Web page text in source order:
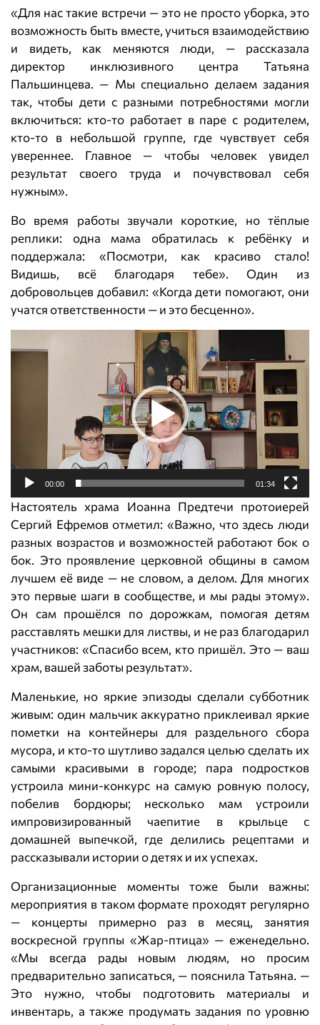
«Для нас такие встречи — это не просто уборка, это
возможность быть вместе, учиться взаимодействию
и видеть, как меняются люди, — рассказала
директор инклюзивного центра Татьяна
Пальшинцева. — Мы специально делаем задания
так, чтобы дети с разными потребностями могли
включиться: кто‑то работает в паре с родителем,
кто‑то в небольшой группе, где чувствует себя
увереннее. Главное — чтобы человек увидел
результат своего труда и почувствовал себя
нужным».
Во время работы звучали короткие, но тёплые
реплики: одна мама обратилась к ребёнку и
поддержала: «Посмотри, как красиво стало!
Видишь, всё благодаря тебе». Один из
добровольцев добавил: «Когда дети помогают, они
учатся ответственности — и это бесценно».
и
е
р
00:00 01:34
Настоятель храма Иоанна Предтечи протоиерей
Сергий Ефремов отметил: «Важно, что здесь люди
разных возрастов и возможностей работают бок о
бок. Это проявление церковной общины в самом
лучшем её виде — не словом, а делом. Для многих
это первые шаги в сообществе, и мы рады этому».
Он сам прошёлся по дорожкам, помогая детям
расставлять мешки для листвы, и не раз благодарил
участников: «Спасибо всем, кто пришёл. Это — ваш
храм, вашей заботы результат».
Маленькие, но яркие эпизоды сделали субботник
живым: один мальчик аккуратно приклеивал яркие
пометки на контейнеры для раздельного сбора
мусора, и кто‑то шутливо задался целью сделать их
самыми красивыми в городе; пара подростков
устроила мини‑конкурс на самую ровную полосу,
побелив бордюры; несколько мам устроили
импровизированный чаепитие в крыльце с
домашней выпечкой, где делились рецептами и
рассказывали истории о детях и их успехах.
Организационные моменты тоже были важны:
мероприятия в таком формате проходят регулярно
— концерты примерно раз в месяц, занятия
воскресной группы «Жар‑птица» — еженедельно.
«Мы всегда рады новым людям, но просим
предварительно записаться, — пояснила Татьяна. —
Это нужно, чтобы подготовить материалы и
инвентарь, а также продумать задания по уровню